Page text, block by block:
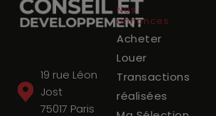
19 rue Léon
Jost
75017 Paris
Nos
annonces
Acheter
Louer
Transactions
réalisées